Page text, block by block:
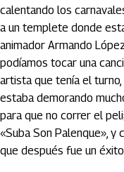
calentando los
a un templete donde
animador Armando
podíamos tocar una
artista que tenía el
estaba demorando
para que no correr el
«Suba Son Palenque»,
que después fue un